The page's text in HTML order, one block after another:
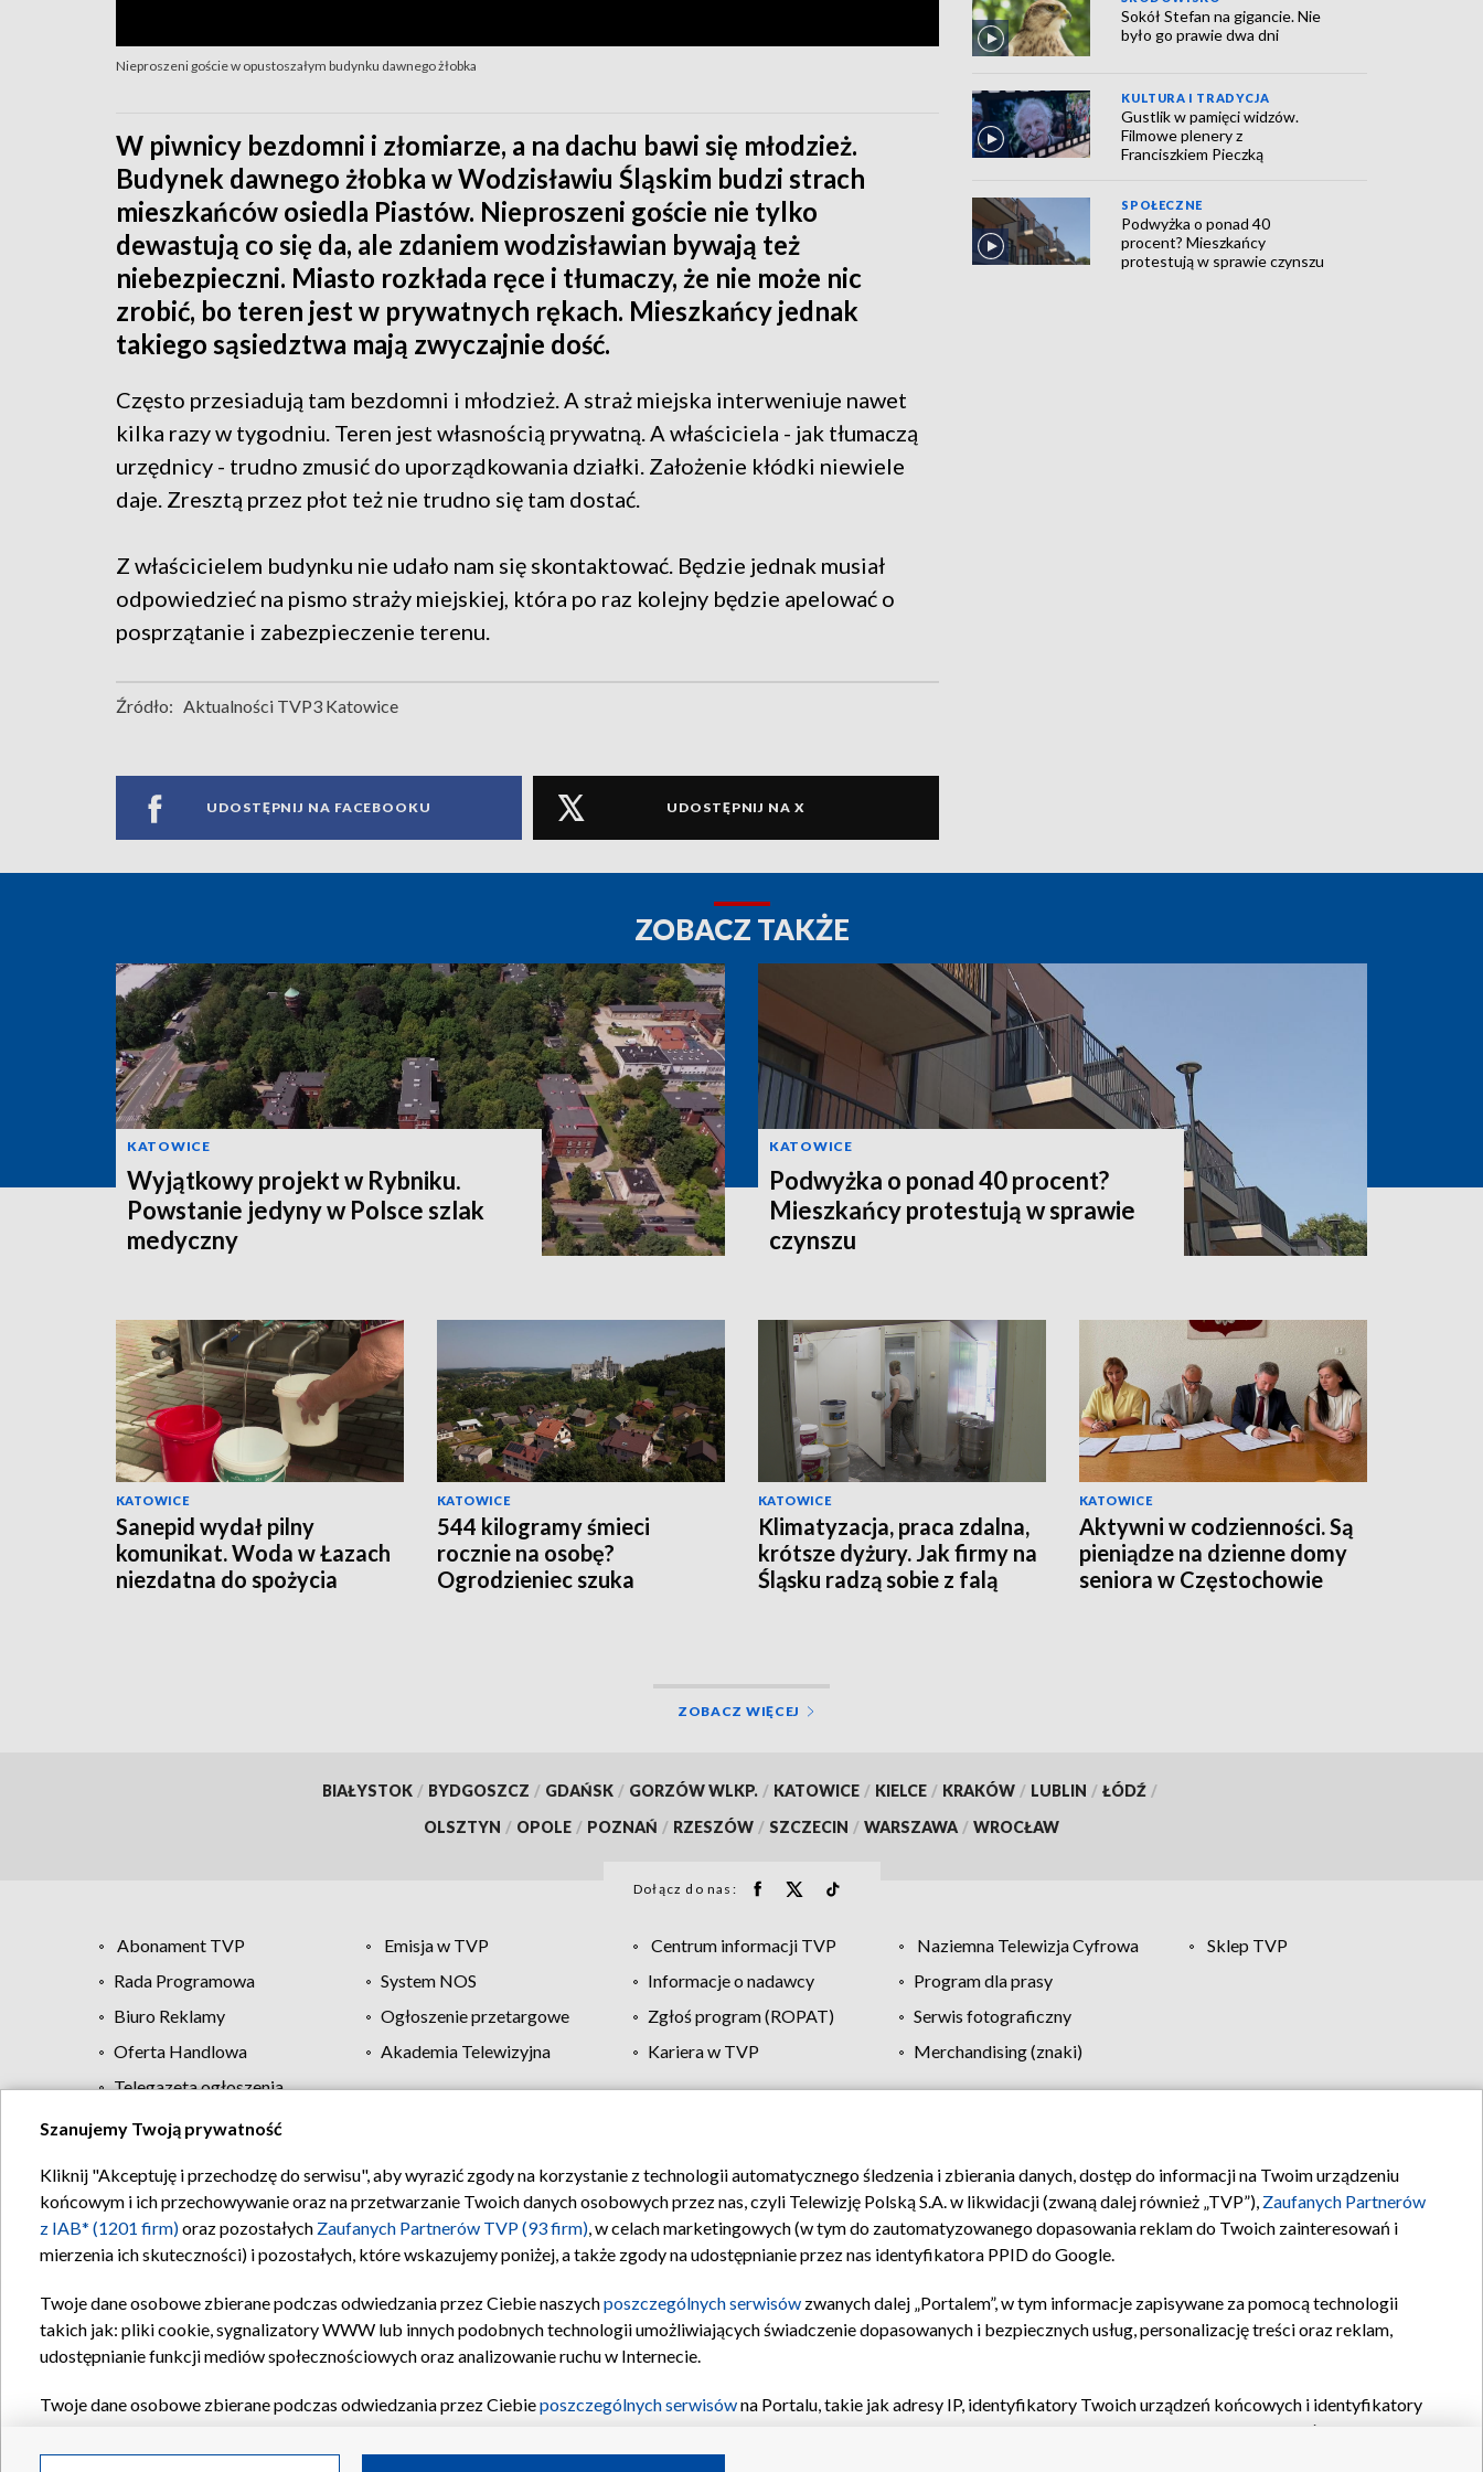
Nieproszeni goście w opustoszałym budynku dawnego żłobka
W piwnicy bezdomni i złomiarze, a na dachu bawi się młodzież.
Budynek dawnego żłobka w Wodzisławiu Śląskim budzi strach
mieszkańców osiedla Piastów. Nieproszeni goście nie tylko
dewastują co się da, ale zdaniem wodzisławian bywają też
niebezpieczni. Miasto rozkłada ręce i tłumaczy, że nie może nic
zrobić, bo teren jest w prywatnych rękach. Mieszkańcy jednak
takiego sąsiedztwa mają zwyczajnie dość.
Często przesiadują tam bezdomni i młodzież. A straż miejska interweniuje nawet
kilka razy w tygodniu. Teren jest własnością prywatną. A właściciela - jak tłumaczą
urzędnicy - trudno zmusić do uporządkowania działki. Założenie kłódki niewiele
daje. Zresztą przez płot też nie trudno się tam dostać.
Z właścicielem budynku nie udało nam się skontaktować. Będzie jednak musiał
odpowiedzieć na pismo straży miejskiej, która po raz kolejny będzie apelować o
posprzątanie i zabezpieczenie terenu.
Źródło: Aktualności TVP3 Katowice
UDOSTĘPNIJ NA FACEBOOKU UDOSTĘPNIJ NA X
Sokół Stefan na gigancie. Nie
było go prawie dwa dni
KULTURA I TRADYCJA
Gustlik w pamięci widzów.
Filmowe plenery z
Franciszkiem Pieczką
SPOŁECZNE
Podwyżka o ponad 40
procent? Mieszkańcy
protestują w sprawie czynszu
ZOBACZ TAKŻE
KATOWICE
Wyjątkowy projekt w Rybniku.
Powstanie jedyny w Polsce szlak
medyczny
KATOWICE
Podwyżka o ponad 40 procent?
Mieszkańcy protestują w sprawie
czynszu
KATOWICE
Sanepid wydał pilny
komunikat. Woda w Łazach
niezdatna do spożycia
KATOWICE
544 kilogramy śmieci
rocznie na osobę?
Ogrodzieniec szuka
KATOWICE
Klimatyzacja, praca zdalna,
krótsze dyżury. Jak firmy na
Śląsku radzą sobie z falą
KATOWICE
Aktywni w codzienności. Są
pieniądze na dzienne domy
seniora w Częstochowie
ZOBACZ WIĘCEJ
BIAŁYSTOK / BYDGOSZCZ / GDAŃSK / GORZÓW WLKP. / KATOWICE / KIELCE / KRAKÓW / LUBLIN / ŁÓDŹ /
OLSZTYN / OPOLE / POZNAŃ / RZESZÓW / SZCZECIN / WARSZAWA / WROCŁAW
Dołącz do nas:
Abonament TVP Emisja w TVP Centrum informacji TVP Naziemna Telewizja Cyfrowa
Sklep TVP
Rada Programowa
System NOS Informacje o nadawcy
Program dla prasy
Biuro Reklamy
Ogłoszenie przetargowe Zgłoś program (ROPAT)
Serwis fotograficzny
Oferta Handlowa
Akademia Telewizyjna Kariera w TVP
Merchandising (znaki)
Telegazeta ogłoszenia
Regulamin TVP Polityka prywatności Moje zgody Pomoc Biuro reklamy Kontakt
Szanujemy Twoją prywatność
Kliknij "Akceptuję i przechodzę do serwisu", aby wyrazić zgody na korzystanie z technologii automatycznego śledzenia i zbierania danych, dostęp do informacji na Twoim urządzeniu
końcowym i ich przechowywanie oraz na przetwarzanie Twoich danych osobowych przez nas, czyli Telewizję Polską S.A. w likwidacji (zwaną dalej również „TVP”), Zaufanych Partnerów
z IAB* (1201 firm)oraz pozostałych Zaufanych Partnerów TVP (93 firm), w celach marketingowych (w tym do zautomatyzowanego dopasowania reklam do Twoich zainteresowań i
mierzenia ich skuteczności) i pozostałych, które wskazujemy poniżej, a także zgody na udostępnianie przez nas identyfikatora PPID do Google.
Twoje dane osobowe zbierane podczas odwiedzania przez Ciebie naszychposzczególnych serwisów zwanych dalej „Portalem”, w tym informacje zapisywane za pomocą technologii
takich jak: pliki cookie, sygnalizatory WWW lub innych podobnych technologii umożliwiających świadczenie dopasowanych i bezpiecznych usług, personalizację treści oraz reklam,
udostępnianie funkcji mediów społecznościowych oraz analizowanie ruchu w Internecie.
Twoje dane osobowe zbierane podczas odwiedzania przez Ciebieposzczególnych serwisówna Portalu, takie jak adresy IP, identyfikatory Twoich urządzeń końcowych i identyfikatory
oraz pozostałych
Partnerów TVPdla realizacji następujących celów i funkcji: przechowywania informacji na urządzeniu lub dostęp do nich, wyboru podstawowych reklam, wyboru spersonalizowanych